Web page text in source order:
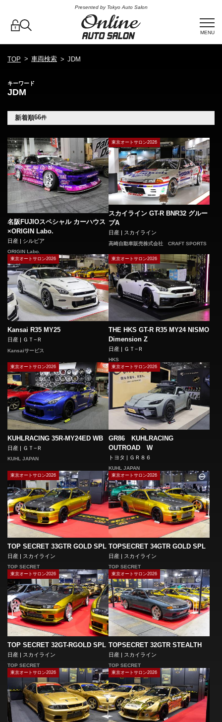
Presented by Tokyo Auto Salon
MENU
TOP 車両検索 JDM
キーワード
JDM
新着順66件
名阪FUJIOスペシャル カーハウス
×ORIGIN Labo.
日産 | シルビア
ORIGIN Labo.
東京オートサロン2026
スカイライン GT-R BNR32 グルー
プA
日産 | スカイライン
高崎自動車販売株式会社 CRAFT SPORTS
東京オートサロン2026
Kansai R35 MY25
日産 | ＧＴ−Ｒ
Kansaiサービス
東京オートサロン2026
THE HKS GT-R R35 MY24 NISMO
Dimension Z
日産 | ＧＴ−Ｒ
HKS
東京オートサロン2026
KUHLRACING 35R-MY24ED WB
日産 | ＧＴ−Ｒ
KUHL JAPAN
東京オートサロン2026
GR86 KUHLRACING
OUTROAD W
トヨタ | ＧＲ８６
KUHL JAPAN
東京オートサロン2026
TOP SECRET 33GTR GOLD SPL
日産 | スカイライン
TOP SECRET
東京オートサロン2026
TOPSECRET 34GTR GOLD SPL
日産 | スカイライン
TOP SECRET
東京オートサロン2026
TOP SECRET 32GT-RGOLD SPL
日産 | スカイライン
TOP SECRET
東京オートサロン2026
TOPSECRET 32GTR STEALTH
日産 | スカイライン
TOP SECRET
東京オートサロン2026 東京オートサロン2026